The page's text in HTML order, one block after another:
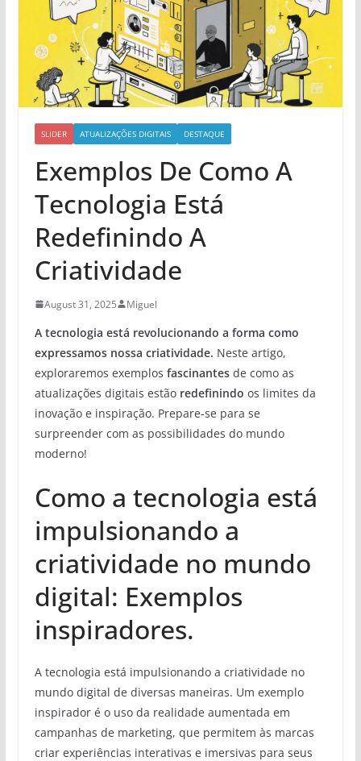
SLIDER ATUALIZAÇÕES DIGITAIS DESTAQUE
Exemplos De Como A
Tecnologia Está
Redefinindo A
Criatividade
August 31, 2025 Miguel
A tecnologia está revolucionando a forma como
expressamos nossa criatividade. Neste artigo,
exploraremos exemplos fascinantesde como as
atualizações digitais estão redefinindo os limites da
inovação e inspiração. Prepare-se para se
surpreender com as possibilidades do mundo
moderno!
Como a tecnologia está
impulsionando a
criatividade no mundo
digital: Exemplos
inspiradores.
A tecnologia está impulsionando a criatividade no
mundo digital de diversas maneiras. Um exemplo
inspirador é o uso da realidade aumentada em
campanhas de marketing, que permitem às marcas
criar experiências interativas e imersivas para seus